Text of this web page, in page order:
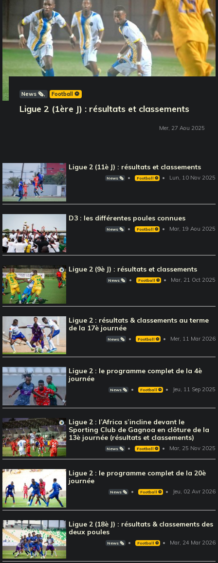
News 🗞️ Football ⚽️
Ligue 2 (1ère J) : résultats et classements
Mer, 27 Aou 2025
Ligue 2 (11è J) : résultats et classements
News 🗞️ Football ⚽️ Lun, 10 Nov 2025
D3 : les différentes poules connues
News 🗞️ Football ⚽️ Mar, 19 Aou 2025
Ligue 2 (9è J) : résultats et classements
News 🗞️ Football ⚽️ Mar, 21 Oct 2025
Ligue 2 : résultats & classements au terme
de la 17è journée
News 🗞️ Football ⚽️ Mer, 11 Mar 2026
Ligue 2 : le programme complet de la 4è
journée
News 🗞️ Football ⚽️ Jeu, 11 Sep 2025
Ligue 2 : l’Africa s’incline devant le
Sporting Club de Gagnoa en clôture de la
13è journée (résultats et classements)
News 🗞️ Football ⚽️ Mar, 25 Nov 2025
Ligue 2 : le programme complet de la 20è
journée
News 🗞️ Football ⚽️ Jeu, 02 Avr 2026
Ligue 2 (18è J) : résultats & classements des
deux poules
News 🗞️ Football ⚽️ Mar, 24 Mar 2026